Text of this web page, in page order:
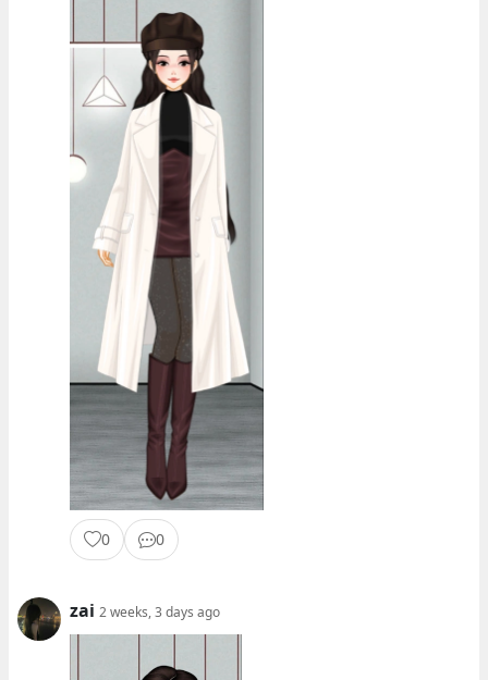
0 0
zai 2 weeks, 3 days ago